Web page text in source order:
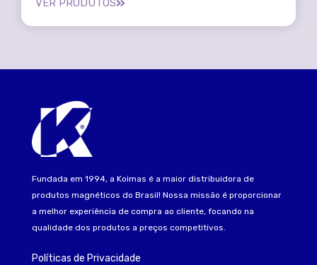
Fundada em 1994, a Koimas é a maior distribuidora de
produtos magnéticos do Brasil! Nossa missão é proporcionar
a melhor experiência de compra ao cliente, focando na
qualidade dos produtos a preços competitivos.
Políticas de Privacidade